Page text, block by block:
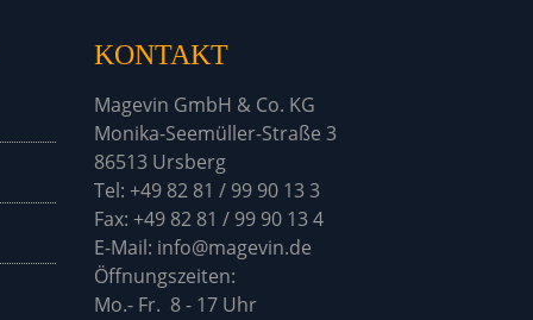
KONTAKT
Magevin GmbH & Co. KG
Monika-Seemüller-Straße 3
86513 Ursberg
Tel: +49 82 81 / 99 90 13 3
Fax: +49 82 81 / 99 90 13 4
E-Mail: info@magevin.de
Mo.- Fr. 8 - 17 Uhr